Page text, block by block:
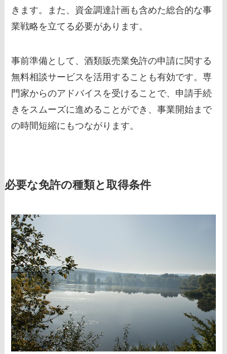
きます。また、資金調達計画も含めた総合的な事
業戦略を立てる必要があります。
事前準備として、酒類販売業免許の申請に関する
無料相談サービスを活用することも有効です。専
門家からのアドバイスを受けることで、申請手続
きをスムーズに進めることができ、事業開始まで
の時間短縮にもつながります。
必要な免許の種類と取得条件